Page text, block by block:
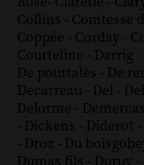
Collins - Comtesse
Coppée - Corday -
Courteline - Darrig -
De pourtalès - De
Decarreau - Del -
Delorme -
- Dickens - Diderot -
- Droz - Du